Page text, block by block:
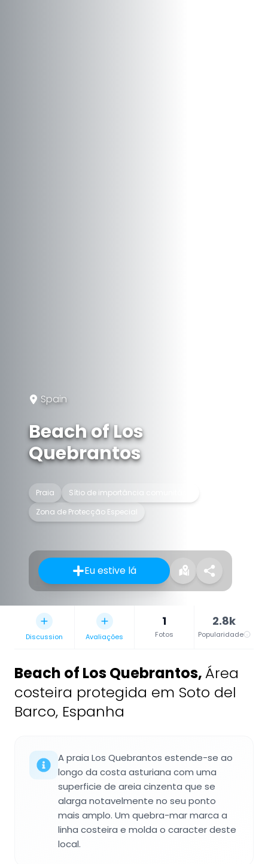
Spain
Beach of Los
Quebrantos
Praia
Sítio de importância comunitária
Zona de Protecção Especial
Eu estive lá
Discussion Avaliações
1
Fotos
2.8k
Popularidade
Beach of Los Quebrantos,Área
costeira protegida em Soto del
Barco, Espanha
A praia Los Quebrantos estende-se ao
longo da costa asturiana com uma
superficie de areia cinzenta que se
alarga notavelmente no seu ponto
mais amplo. Um quebra-mar marca a
linha costeira e molda o caracter deste
local.